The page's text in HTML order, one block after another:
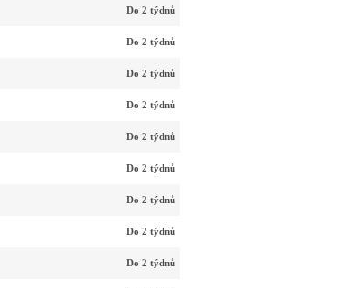
Do 2 týdnů
Do 2 týdnů
Do 2 týdnů
Do 2 týdnů
Do 2 týdnů
Do 2 týdnů
Do 2 týdnů
Do 2 týdnů
Do 2 týdnů